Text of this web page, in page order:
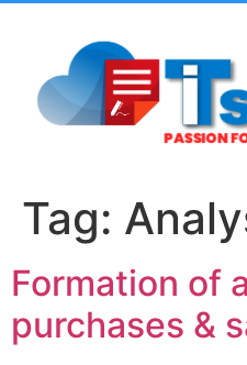
Tag:
Formation of
purchases &